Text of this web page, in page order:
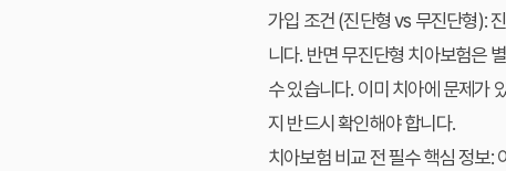
가입 조건 (진단형 vs 무진단형):
니다. 반면 무진단형 치아보험은
수 있습니다. 이미 치아에 문제가
지 반드시 확인해야 합니다.
치아보험 비교 전 필수 핵심 정보: